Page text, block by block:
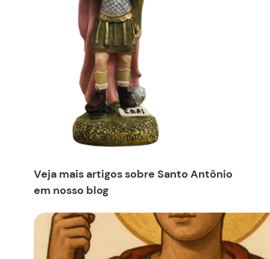
Veja mais artigos sobre Santo Antônio
em nosso blog